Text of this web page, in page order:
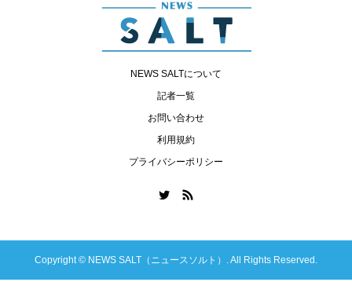
NEWS SALTについて
記者一覧
お問い合わせ
利用規約
プライバシーポリシー
Copyright © NEWS SALT（ニュースソルト）. All Rights Reserved.